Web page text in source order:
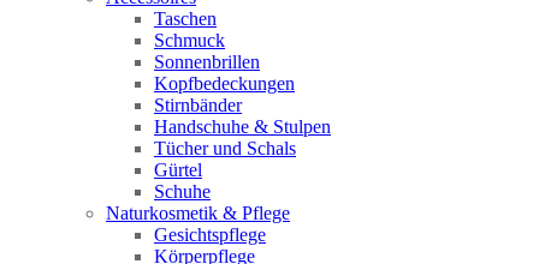
Taschen
Schmuck
Sonnenbrillen
Kopfbedeckungen
Stirnbänder
Handschuhe & Stulpen
Tücher und Schals
Gürtel
Schuhe
Naturkosmetik & Pflege
Gesichtspflege
Körperpflege